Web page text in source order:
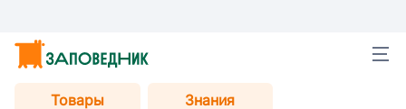
Товары Знания